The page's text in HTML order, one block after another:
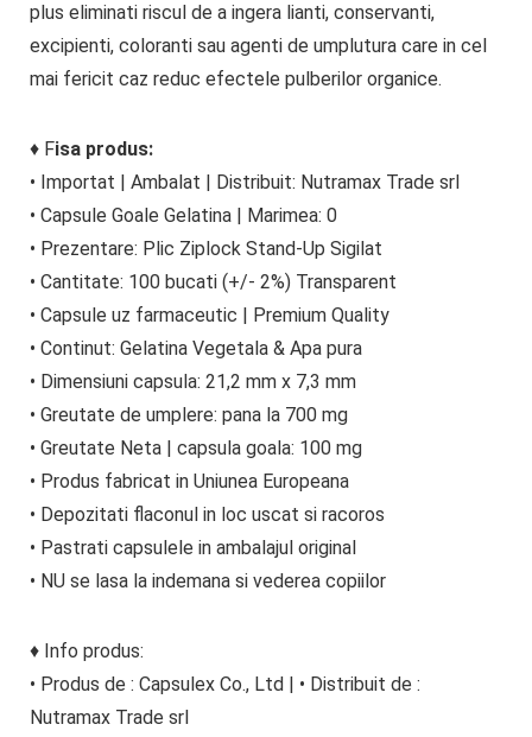
plus eliminati riscul de a ingera lianti, conservanti,
excipienti, coloranti sau agenti de umplutura care in cel
mai fericit caz reduc efectele pulberilor organice.
♦ Fisa produs:
• Importat | Ambalat | Distribuit: Nutramax Trade srl
• Capsule Goale Gelatina | Marimea: 0
• Prezentare: Plic Ziplock Stand-Up Sigilat
• Cantitate: 100 bucati (+/- 2%) Transparent
• Capsule uz farmaceutic | Premium Quality
• Continut: Gelatina Vegetala & Apa pura
• Dimensiuni capsula: 21,2 mm x 7,3 mm
• Greutate de umplere: pana la 700 mg
• Greutate Neta | capsula goala: 100 mg
• Produs fabricat in Uniunea Europeana
• Depozitati flaconul in loc uscat si racoros
• Pastrati capsulele in ambalajul original
• NU se lasa la indemana si vederea copiilor
♦ Info produs:
• Produs de : Capsulex Co., Ltd | • Distribuit de :
Nutramax Trade srl